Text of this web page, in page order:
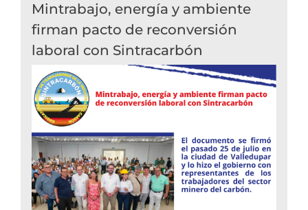
Mintrabajo, energía y ambiente
firman pacto de reconversión
laboral con Sintracarbón